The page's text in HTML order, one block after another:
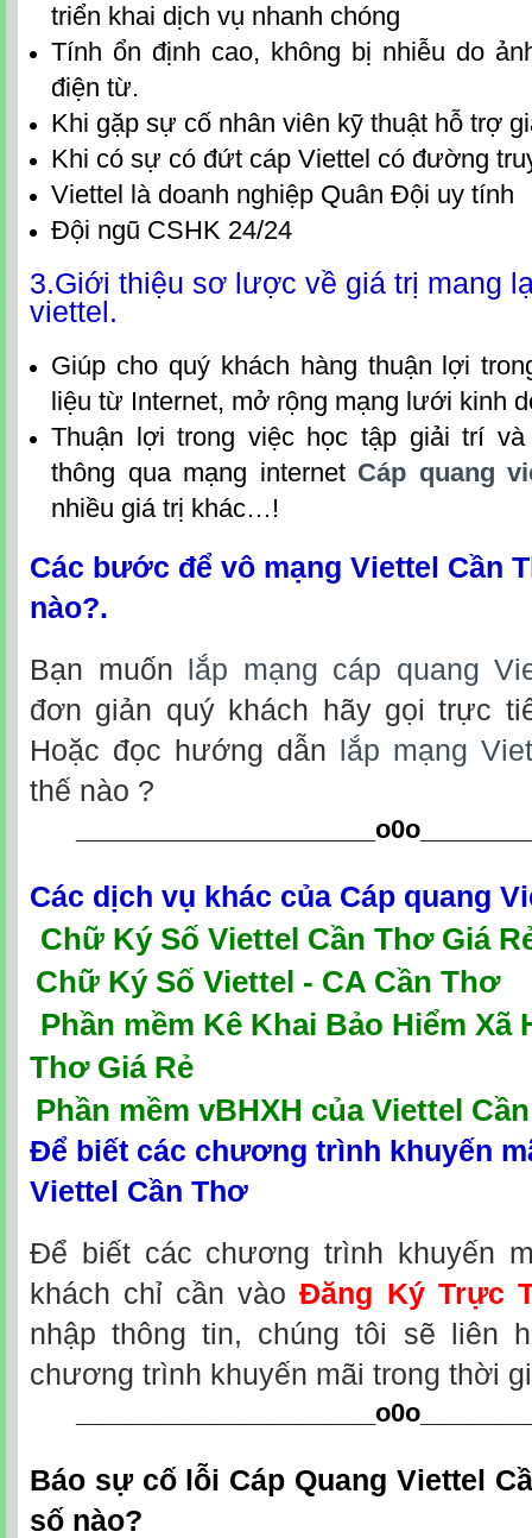
triển khai dịch vụ nhanh chóng
Tính ổn định cao, không bị nhiễu do
điện từ.
Khi gặp sự cố nhân viên kỹ thuật hỗ trợ
Khi có sự có đứt cáp Viettel có đường
Viettel là doanh nghiệp Quân Đội uy tính
Đội ngũ CSHK 24/24
3.Giới thiệu sơ lược về giá trị mang
viettel.
Giúp cho quý khách hàng thuận lợi
liệu từ Internet, mở rộng mạng lưới kinh
Thuận lợi trong việc học tập giải trí
thông qua mạng internet Cáp quang
nhiều giá trị khác…!
Các bước để vô mạng Viettel Cần
nào?.
Bạn muốn
lắp mạng cáp quang
đơn giản quý khách hãy gọi trực
Hoặc đọc hướng dẫn
lắp mạng
thế nào ?
_____________________o0o
Các dịch vụ khác của Cáp quang
Chữ Ký Số Viettel Cần Thơ Giá
Chữ Ký Số Viettel - CA Cần Thơ
Phần mềm Kê Khai Bảo Hiểm Xã
Thơ Giá Rẻ
Phần mềm vBHXH của Viettel
Để biết các chương trình khuyến
Viettel Cần Thơ
Để biết các chương trình khuyến
khách chỉ cần vàoĐăng Ký Trực
nhập thông tin, chúng tôi sẽ liên
chương trình khuyến mãi trong thời
_____________________o0o
Báo sự cố lỗi Cáp Quang Viettel
số nào?